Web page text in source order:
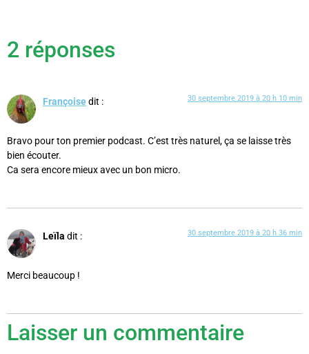
2 réponses
Françoisedit : 30 septembre 2019 à 20 h 10 min
Bravo pour ton premier podcast. C’est très naturel, ça se laisse très
bien écouter.
Ca sera encore mieux avec un bon micro.
Leïla dit : 30 septembre 2019 à 20 h 36 min
Merci beaucoup !
Laisser un commentaire